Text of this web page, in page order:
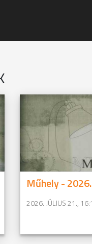
Műhely -
2026. JÚLIUS 21.,